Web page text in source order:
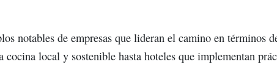
notables de empresas que lideran el camino en términos
cocina local y sostenible hasta hoteles que implementan